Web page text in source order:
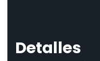
Detalles